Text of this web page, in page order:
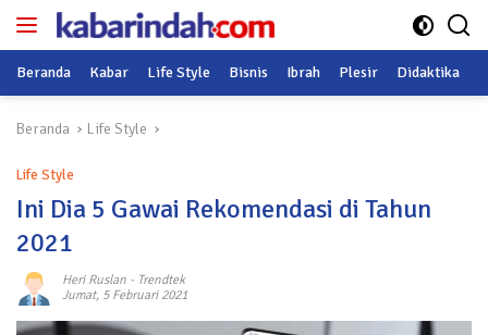
Langsung
Beranda Kabar Life Style Bisnis Ibrah Plesir Didaktika
Beranda Life Style
Life Style
Ini Dia 5 Gawai Rekomendasi di Tahun
2021
Heri Ruslan - Trendtek
Jumat, 5 Februari 2021